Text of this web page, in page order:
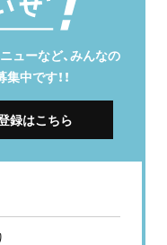
ューなど、みんなの
中です！！
録はこちら